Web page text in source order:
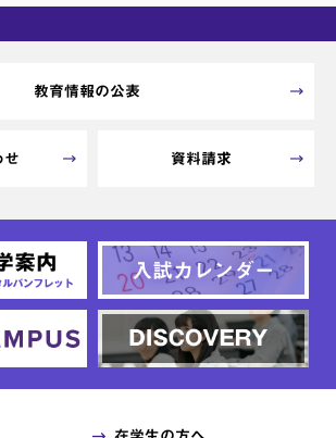
教育情報の公表
せ 資料請求